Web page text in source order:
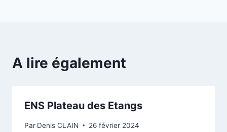
A lire également
ENS Plateau des Etangs
Par Denis CLAIN 26 février 2024